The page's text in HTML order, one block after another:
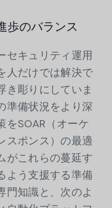
歩のバランス
セキュリティ運用
人だけでは解決で
き彫りにしていま
準備状況をより深
をSOAR（オーケ
スポンス）の最適
がこれらの蔓延す
よう支援する準備
門知識と、次のよ